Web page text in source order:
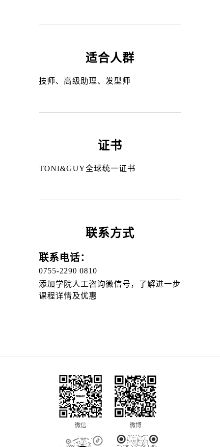
适合人群
技师、高级助理、发型师
证书
TONI&GUY全球统一证书
联系方式
联系电话：
0755-2290 0810
添加学院人工咨询微信号，了解进一步
课程详情及优惠
微信 微博